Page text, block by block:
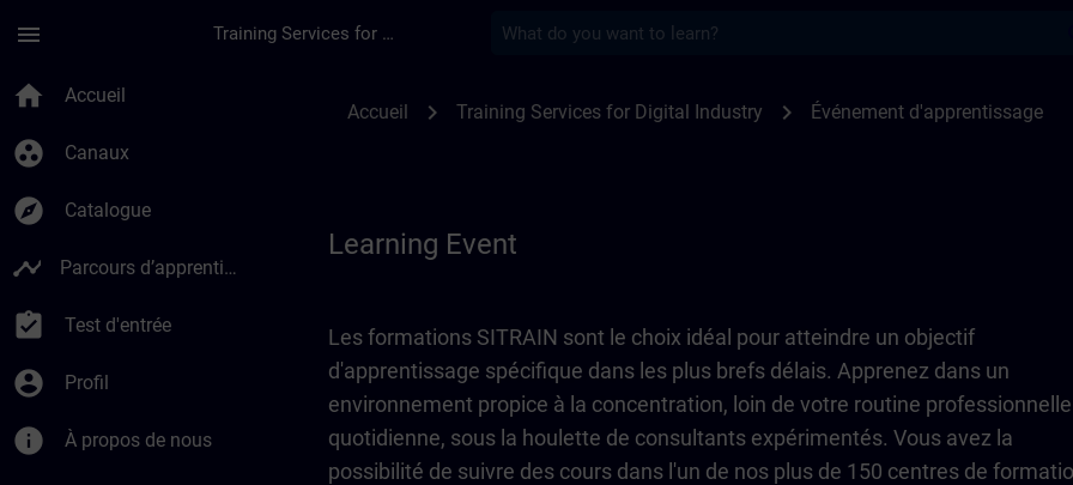
menu Training Services for Digital Industries
home Accueil
group_work Canaux
explore Catalogue
timeline Parcours d’apprentissage
assignment_turned_in Test d'entrée
account_circle Profil
info À propos de nous
Accueil chevron_right Training Services for Digital Industry chevron_right Événement d'apprentissage
Learning Event
Les formations SITRAIN sont le choix idéal pour atteindre un objectif
d'apprentissage spécifique dans les plus brefs délais. Apprenez dans un
environnement propice à la concentration, loin de votre routine professionnelle
quotidienne, sous la houlette de consultants expérimentés. Vous avez la
possibilité de suivre des cours dans l'un de nos plus de 150 centres de